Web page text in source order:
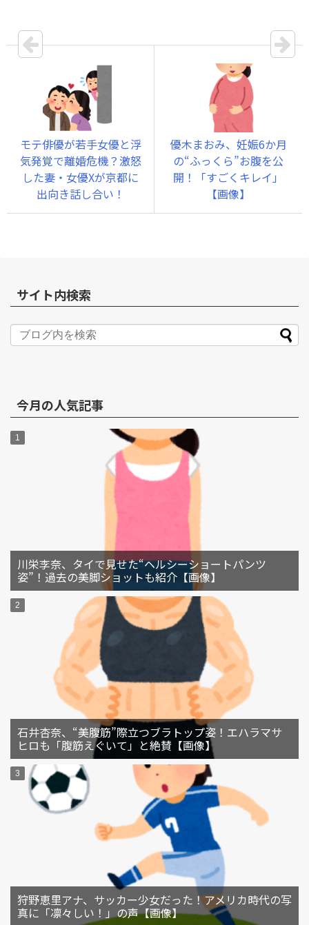
モテ俳優が若手女優と浮
気発覚で離婚危機？激怒
した妻・女優Xが京都に
出向き話し合い！
優木まおみ、妊娠6か月
の“ふっくら”お腹を公
開！「すごくキレイ」
【画像】
サイト内検索
今月の人気記事
川栄李奈、タイで見せた“ヘルシーショートパンツ
姿”！過去の美脚ショットも紹介【画像】
石井杏奈、“美腹筋”際立つブラトップ姿！エハラマサ
ヒロも「腹筋えぐいて」と絶賛【画像】
狩野恵里アナ、サッカー少女だった！アメリカ時代の写
真に「凛々しい！」の声【画像】